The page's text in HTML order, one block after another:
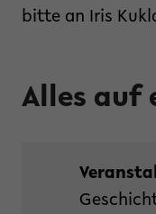
bitte an Iris
Alles auf